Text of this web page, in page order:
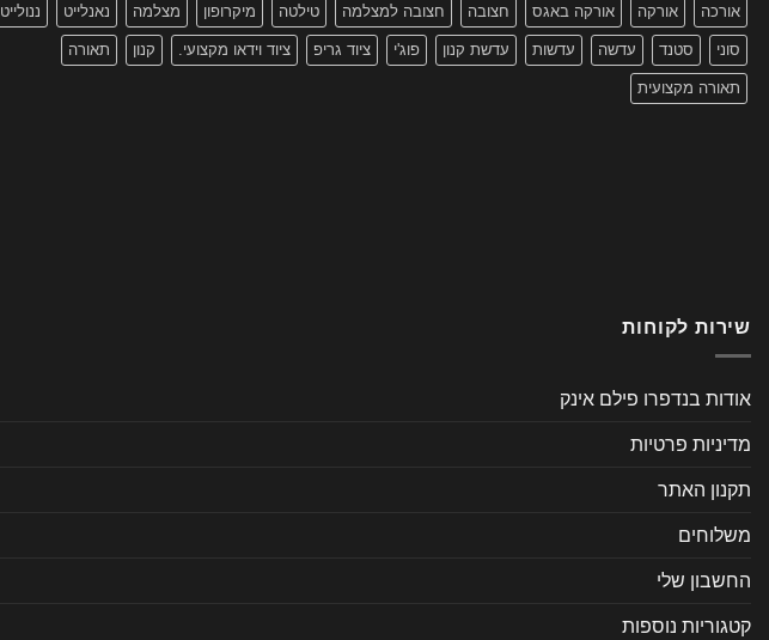
אורכה אורקה אורקה באגס חצובה חצובה למצלמה טילטה מיקרופון מצלמה נאנלייט ננולייט
סוני סטנד עדשה עדשות עדשת קנון פוג'י ציוד גריפ ציוד וידאו מקצועי. קנון תאורה
תאורה מקצועית
שירות לקוחות
אודות בנדפרו פילם אינק
מדיניות פרטיות
תקנון האתר
משלוחים
החשבון שלי
קטגוריות נוספות